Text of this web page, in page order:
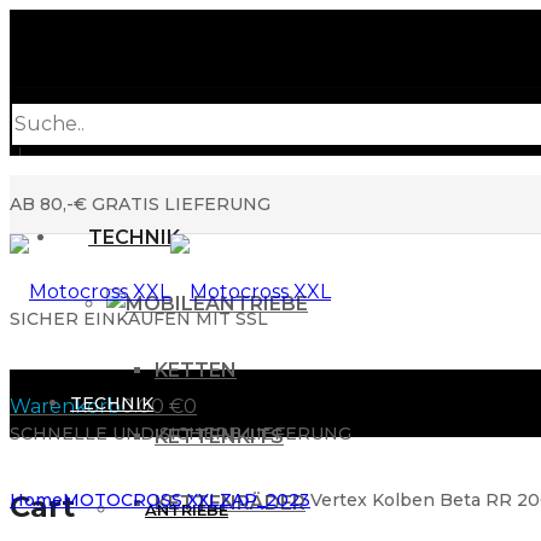
search
TECHNIK
ANTRIEBE
KETTEN
KETTENKITS
KETTENRÄDER
AB 80,-€ GRATIS LIEFERUNG
SICHER EINKAUFEN MIT SSL
SCHNELLE UND SICHERE LIEFERUNG
Warenkorb0.00 €0
Cart
TECHNIK
ANTRIEBE
HomeMOTOCROSS XXLZAP_2023Vertex Kolben Beta RR